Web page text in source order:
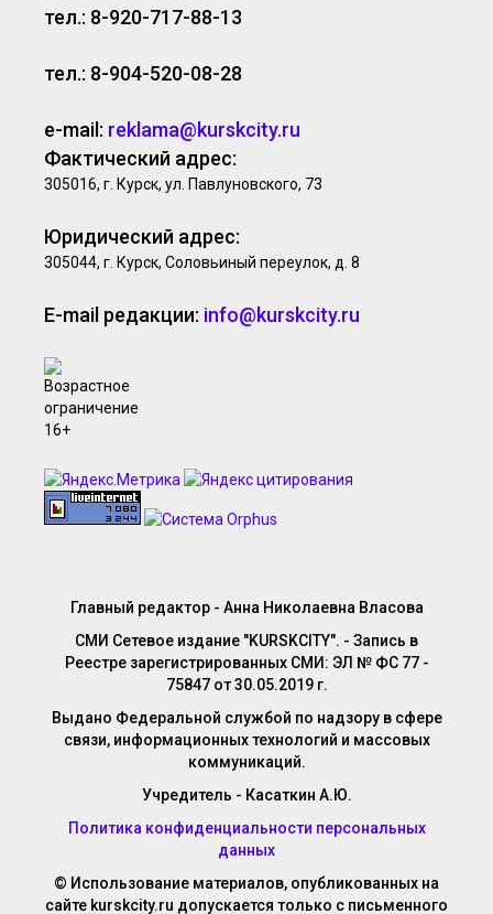
тел.: 8-920-717-88-13
тел.: 8-904-520-08-28
e-mail: reklama@kurskcity.ru
Фактический адрес:
305016, г. Курск, ул. Павлуновского, 73
Юридический адрес:
305044, г. Курск, Соловьиный переулок, д. 8
E-mail редакции: info@kurskcity.ru
Главный редактор - Анна Николаевна Власова
СМИ Сетевое издание "KURSKCITY". - Запись в
Реестре зарегистрированных СМИ: ЭЛ № ФС 77 -
75847 от 30.05.2019 г.
Выдано Федеральной службой по надзору в сфере
связи, информационных технологий и массовых
коммуникаций.
Учредитель - Касаткин А.Ю.
Политика конфиденциальности персональных
данных
© Использование материалов, опубликованных на
сайте kurskcity.ru допускается только с письменного